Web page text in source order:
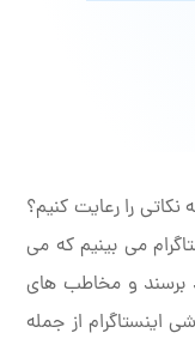
را رعایت کنیم؟
می بینیم که می
برسند و مخاطب های
اینستاگرام از جمله